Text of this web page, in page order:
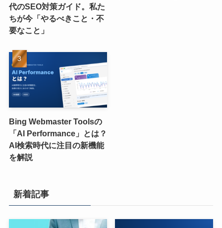
代のSEO対策ガイド。私た
ちが今「やるべきこと・不
要なこと」
Bing Webmaster Toolsの
「AI Performance」とは？
AI検索時代に注目の新機能
を解説
新着記事